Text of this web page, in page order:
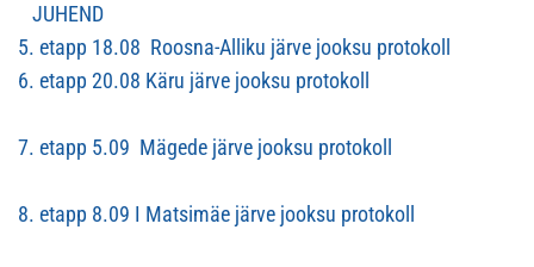
JUHEND
5. etapp 18.08 Roosna-Alliku järve jooksu protokoll
6. etapp 20.08 Käru järve jooksu protokoll
7. etapp 5.09 Mägede järve jooksu protokoll
8. etapp 8.09 I Matsimäe järve jooksu protokoll